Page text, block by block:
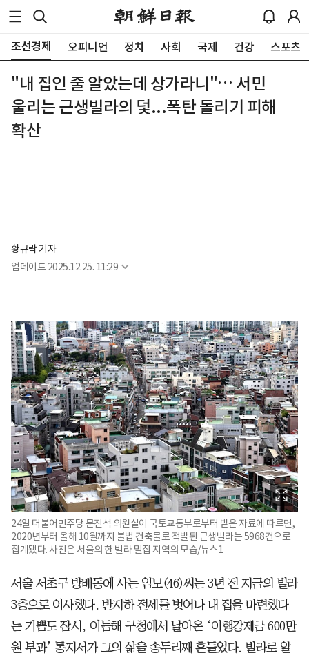
조선경제 오피니언 정치 사회 국제 건강 스포츠
"내 집인 줄 알았는데 상가라니"… 서민
울리는 근생빌라의 덫...폭탄 돌리기 피해
확산
황규락 기자
업데이트 2025.12.25. 11:29
24일 더불어민주당 문진석 의원실이 국토교통부로부터 받은 자료에 따르면,
2020년부터 올해 10월까지 불법 건축물로 적발된 근생빌라는 5968건으로
집계됐다. 사진은 서울의 한 빌라 밀집 지역의 모습/뉴스1
서울 서초구 방배동에 사는 임모(46)씨는 3년 전 지금의 빌라
3층으로 이사했다. 반지하 전세를 벗어나 내 집을 마련했다
는 기쁨도 잠시, 이듬해 구청에서 날아온 ‘이행강제금 600만
원 부과’ 통지서가 그의 삶을 송두리째 흔들었다. 빌라로 알